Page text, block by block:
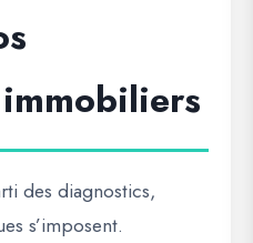
des diagnostics,
s’imposent.